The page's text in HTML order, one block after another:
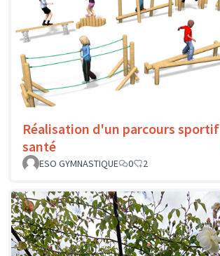
Réalisation d'un parcours sportif
santé
ESO GYMNASTIQUE
0 2